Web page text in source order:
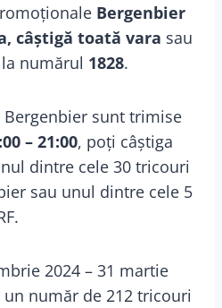
Bergenbier
câștigă toată vara sau
numărul 1828.
sunt trimise
– 21:00, poți câștiga
dintre cele 30 tricouri
sau unul dintre cele 5
2024 – 31 martie
număr de 212 tricouri